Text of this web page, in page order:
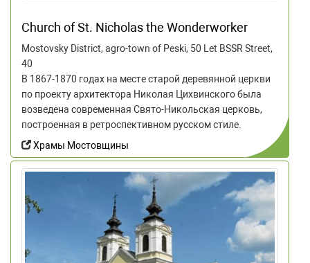
Church of St. Nicholas the Wonderworker
Mostovsky District, agro-town of Peski, 50 Let BSSR Street,
40
В 1867-1870 годах на месте старой деревянной церкви
по проекту архитектора Николая Цихвинского была
возведена современная Свято-Никольская церковь,
построенная в ретроспективном русском стиле.
Храмы Мостовщины